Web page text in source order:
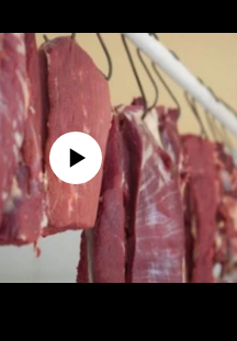
source currently available